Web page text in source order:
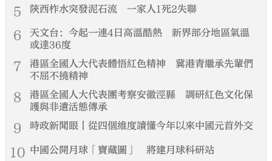
5 陝西柞水突發泥石流 一家人1死2失聯
6
天文台：今起一連4日高溫酷熱 新界部分地區氣溫
或達36度
7
港區全國人大代表體悟紅色精神 冀港青繼承先輩們
不屈不撓精神
8
港區全國人大代表團考察安徽涇縣 調研紅色文化保
護與非遺活態傳承
9 時政新聞眼丨從四個維度讀懂今年以來中國元首外交
10 中國公開月球「寶藏圖」 將建月球科研站